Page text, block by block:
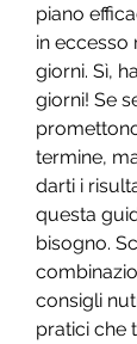
piano
in eccesso
giorni. Sì,
giorni! Se
termine,
darti i
questa
bisogno.
consigli
pratici che